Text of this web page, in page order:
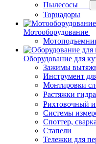
Пылесосы
Торнадоры
Мотооборудование
Оборудование для
Зажимы
Инструмент
Монтировки
Растяжки
Рихтовочный
Системы
Споттер,
Стапели
Тележки для